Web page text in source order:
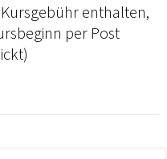
enthalten,
per Post